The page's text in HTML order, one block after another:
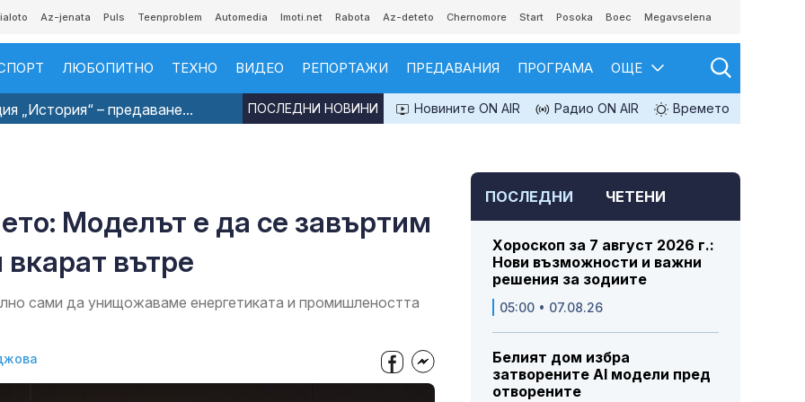
Az-jenata Puls Teenproblem Automedia Imoti.net Rabota Az-deteto Chernomore Start Posoka Boec Megavselena
ЛЮБОПИТНО ТЕХНО ВИДЕО РЕПОРТАЖИ ПРЕДАВАНИЯ ПРОГРАМА ОЩЕ
„История“ – предаване... Новините ON AIR Радио ON AIR Времето
ПОСЛЕДНИ НОВИНИ
Моделът е да се завъртим
вътре
сами да унищожаваме енергетиката и промишлеността
ПОСЛЕДНИ ЧЕТЕНИ
Хороскоп за 7 август 2026 г.:
Нови възможности и важни
решения за зодиите
05:00 • 07.08.26
Белият дом избра
затворените AI модели пред
отворените